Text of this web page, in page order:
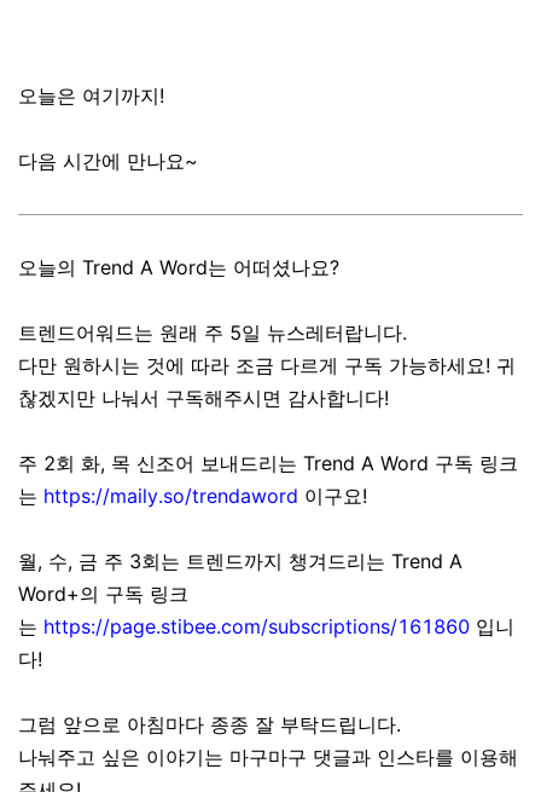
오늘은 여기까지!
다음 시간에 만나요~
오늘의 Trend A Word는 어떠셨나요?
트렌드어워드는 원래 주 5일 뉴스레터랍니다.
다만 원하시는 것에 따라 조금 다르게 구독 가능하세요! 귀
찮겠지만 나눠서 구독해주시면 감사합니다!
주 2회 화, 목 신조어 보내드리는 Trend A Word 구독 링크
는 https://maily.so/trendaword 이구요!
월, 수, 금 주 3회는 트렌드까지 챙겨드리는 Trend A
Word+의 구독 링크
는 https://page.stibee.com/subscriptions/161860 입니
다!
그럼 앞으로 아침마다 종종 잘 부탁드립니다.
나눠주고 싶은 이야기는 마구마구 댓글과 인스타를 이용해